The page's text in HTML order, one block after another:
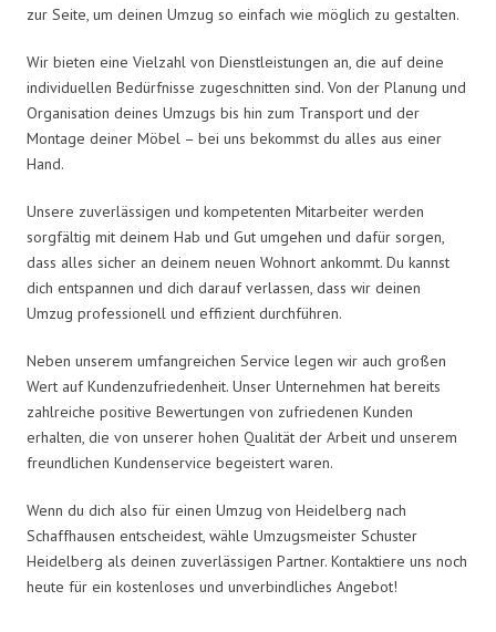
zur Seite, um deinen Umzug so einfach wie möglich zu gestalten.
Wir bieten eine Vielzahl von Dienstleistungen an, die auf deine
individuellen Bedürfnisse zugeschnitten sind. Von der Planung und
Organisation deines Umzugs bis hin zum Transport und der
Montage deiner Möbel – bei uns bekommst du alles aus einer
Hand.
Unsere zuverlässigen und kompetenten Mitarbeiter werden
sorgfältig mit deinem Hab und Gut umgehen und dafür sorgen,
dass alles sicher an deinem neuen Wohnort ankommt. Du kannst
dich entspannen und dich darauf verlassen, dass wir deinen
Umzug professionell und effizient durchführen.
Neben unserem umfangreichen Service legen wir auch großen
Wert auf Kundenzufriedenheit. Unser Unternehmen hat bereits
zahlreiche positive Bewertungen von zufriedenen Kunden
erhalten, die von unserer hohen Qualität der Arbeit und unserem
freundlichen Kundenservice begeistert waren.
Wenn du dich also für einen Umzug von Heidelberg nach
Schaffhausen entscheidest, wähle Umzugsmeister Schuster
Heidelberg als deinen zuverlässigen Partner. Kontaktiere uns noch
heute für ein kostenloses und unverbindliches Angebot!